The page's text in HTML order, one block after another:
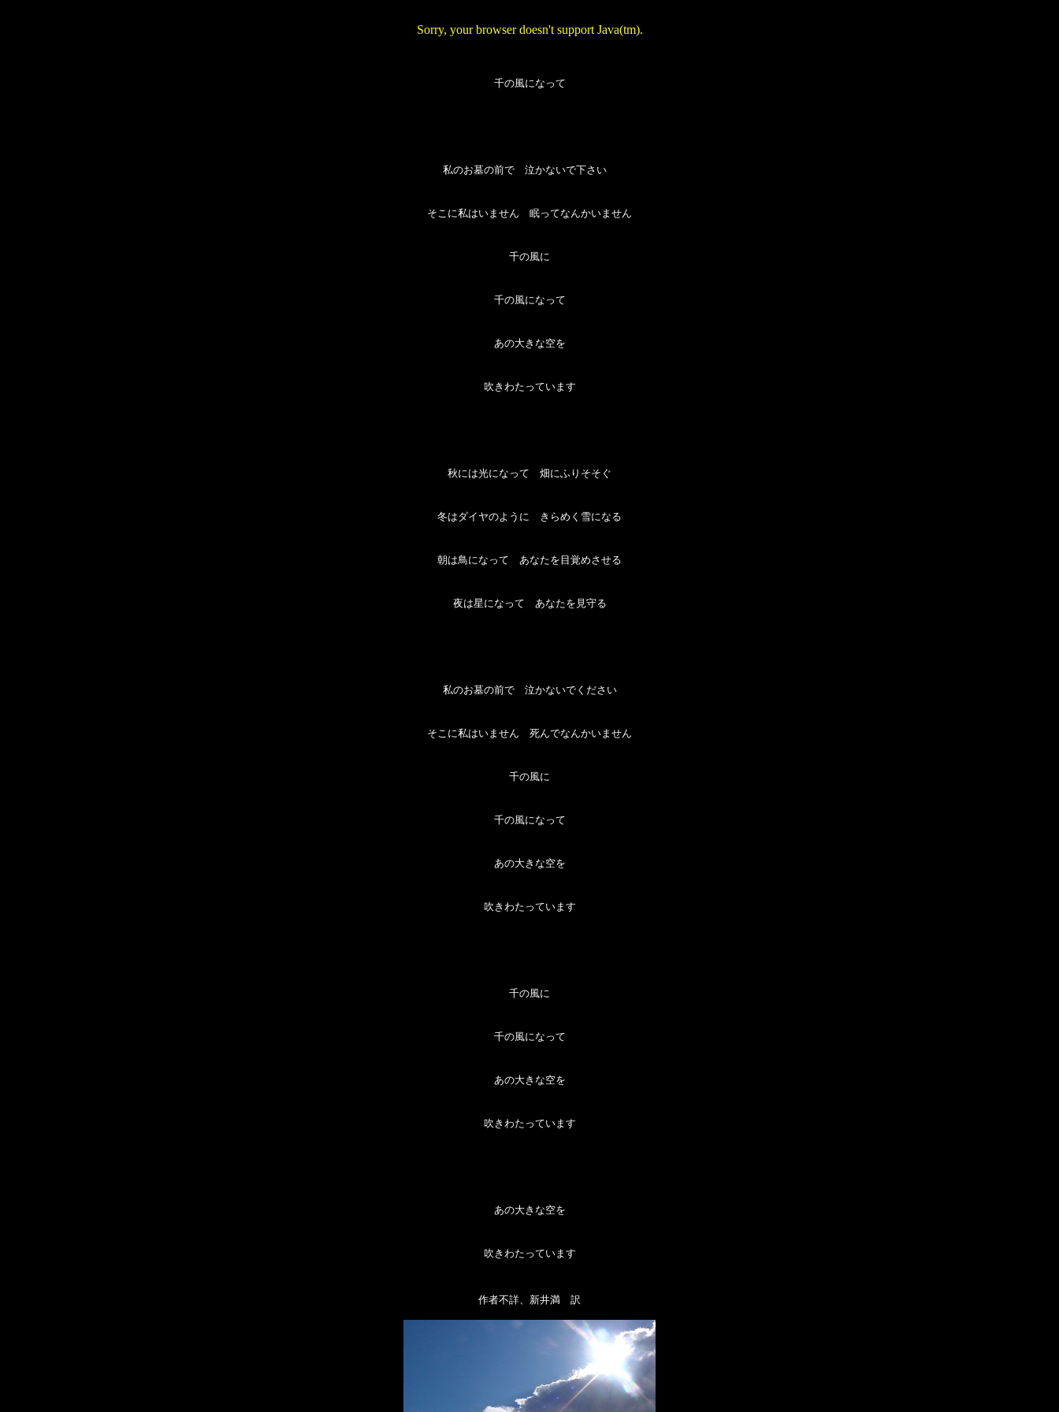
Sorry, your browser doesn't support Java(tm).
千の風になって
私のお墓の前で 泣かないで下さい
そこに私はいません 眠ってなんかいません
千の風に
千の風になって
あの大きな空を
吹きわたっています
秋には光になって 畑にふりそそぐ
冬はダイヤのように きらめく雪になる
朝は鳥になって あなたを目覚めさせる
夜は星になって あなたを見守る
私のお墓の前で 泣かないでください
そこに私はいません 死んでなんかいません
千の風に
千の風になって
あの大きな空を
吹きわたっています
千の風に
千の風になって
あの大きな空を
吹きわたっています
あの大きな空を
吹きわたっています
作者不詳、新井満 訳